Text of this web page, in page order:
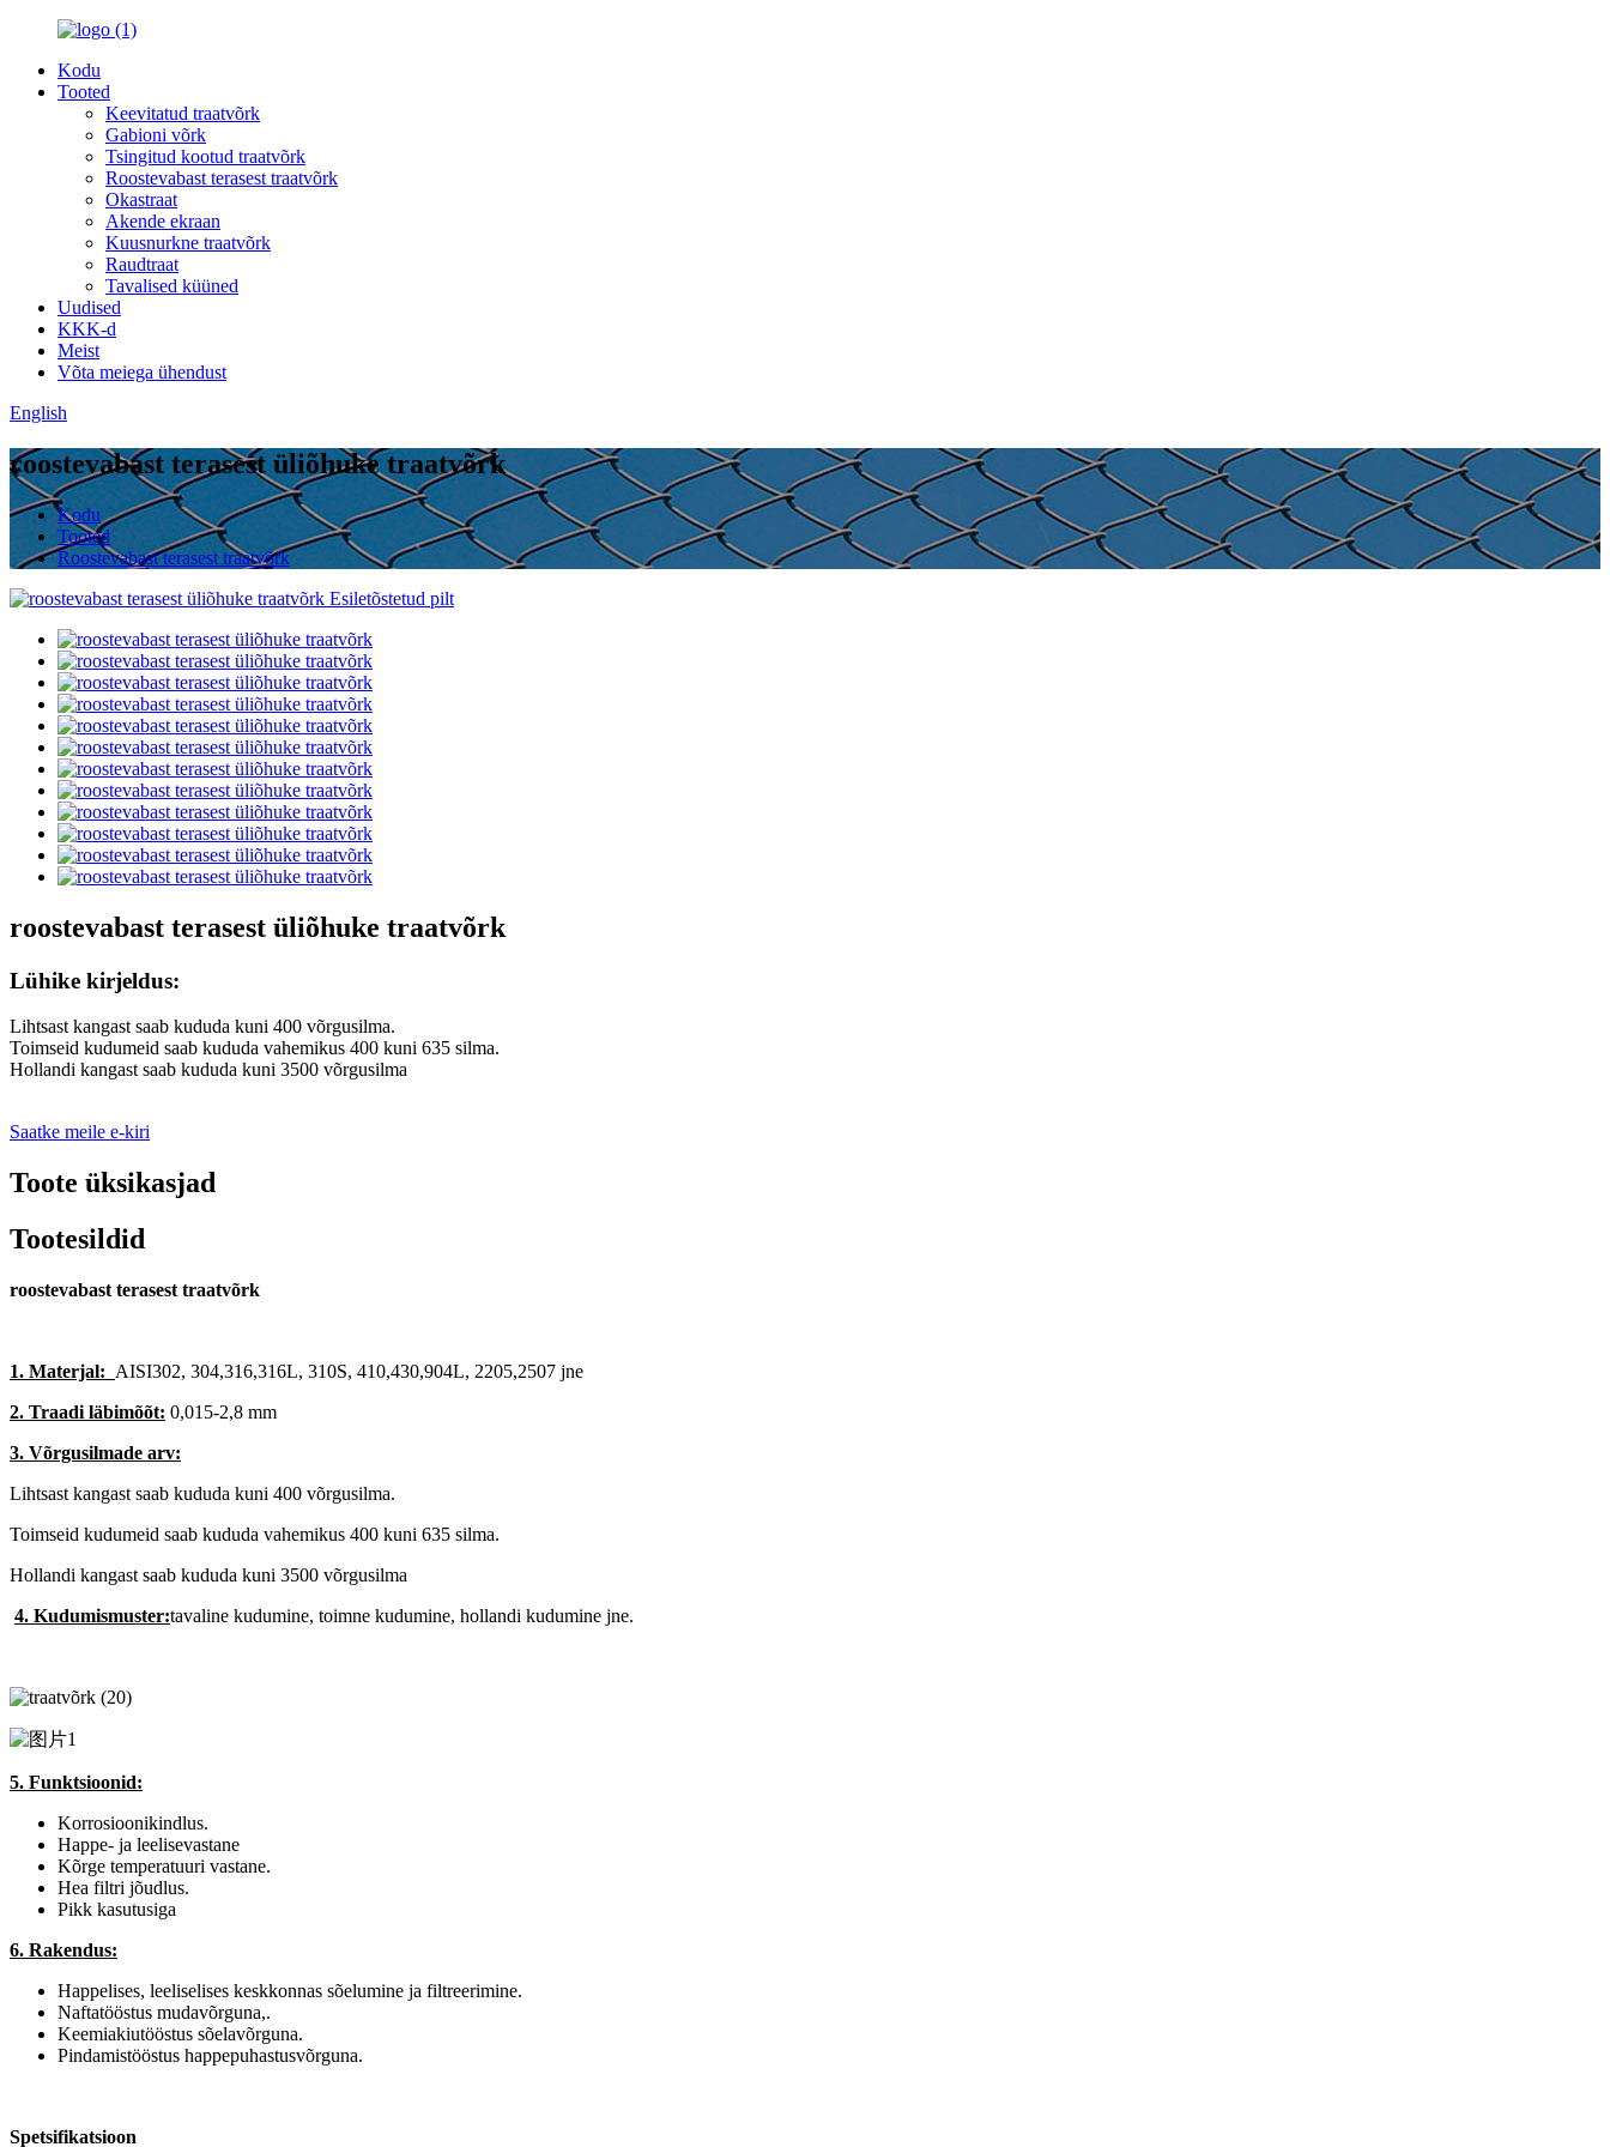
Kodu
Tooted
Keevitatud traatvõrk
Gabioni võrk
Tsingitud kootud traatvõrk
Roostevabast terasest traatvõrk
Okastraat
Akende ekraan
Kuusnurkne traatvõrk
Raudtraat
Tavalised küüned
Uudised
KKK-d
Meist
Võta meiega ühendust
English
roostevabast terasest üliõhuke traatvõrk
Kodu
Tooted
Roostevabast terasest traatvõrk
roostevabast terasest üliõhuke traatvõrk
Lühike kirjeldus:
Lihtsast kangast saab kududa kuni 400 võrgusilma.
Toimseid kudumeid saab kududa vahemikus 400 kuni 635 silma.
Hollandi kangast saab kududa kuni 3500 võrgusilma
Saatke meile e-kiri
Toote üksikasjad
Tootesildid
roostevabast terasest traatvõrk
1. Materjal: AISI302, 304,316,316L, 310S, 410,430,904L, 2205,2507 jne
2. Traadi läbimõõt: 0,015-2,8 mm
3. Võrgusilmade arv:
Lihtsast kangast saab kududa kuni 400 võrgusilma.
Toimseid kudumeid saab kududa vahemikus 400 kuni 635 silma.
Hollandi kangast saab kududa kuni 3500 võrgusilma
4. Kudumismuster:tavaline kudumine, toimne kudumine, hollandi kudumine jne.
5. Funktsioonid:
Korrosioonikindlus.
Happe- ja leelisevastane
Kõrge temperatuuri vastane.
Hea filtri jõudlus.
Pikk kasutusiga
6. Rakendus:
Happelises, leeliselises keskkonnas sõelumine ja filtreerimine.
Naftatööstus mudavõrguna,.
Keemiakiutööstus sõelavõrguna.
Pindamistööstus happepuhastusvõrguna.
Spetsifikatsioon